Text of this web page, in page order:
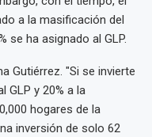
a la masificación del
se ha asignado al GLP.
Gutiérrez. "Si se invierte
GLP y 20% a la
hogares de la
inversión de solo 62